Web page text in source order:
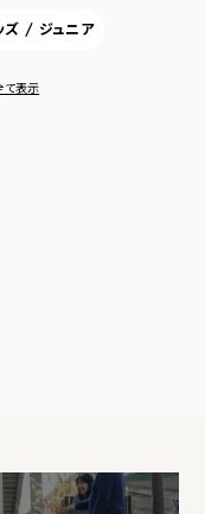
ズ / ジュニア
て表示